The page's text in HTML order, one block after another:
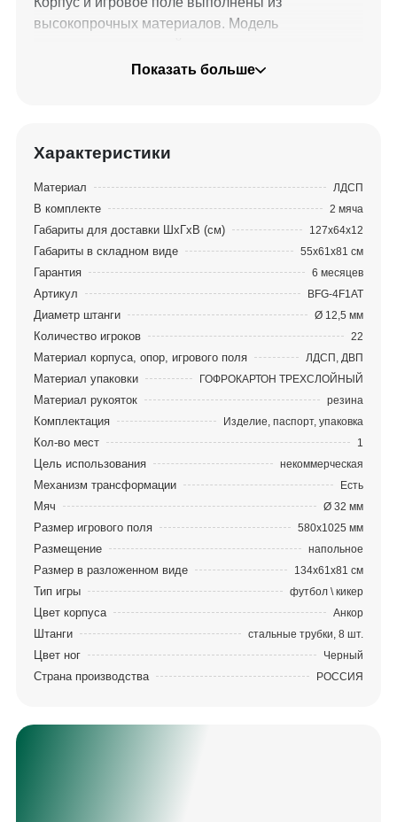
высокопрочных материалов. Модель
сложенном виде она занимает минимальную
сложностей, его легко собрать самостоятельно. В
комплекте идет инструкция по сборке. Приятной
Вам игры!
Показать больше
Характеристики
Материал ЛДСП
В комплекте 2 мяча
Габариты для доставки ШхГхВ (см) 127х64х12
Габариты в складном виде 55х61х81 см
Гарантия 6 месяцев
Артикул BFG-4F1AT
Диаметр штанги Ø 12,5 мм
Количество игроков 22
Материал корпуса, опор, игрового поля ЛДСП, ДВП
Материал упаковки ГОФРОКАРТОН ТРЕХСЛОЙНЫЙ
Материал рукояток резина
Комплектация Изделие, паспорт, упаковка
Кол-во мест 1
Цель использования некоммерческая
Механизм трансформации Есть
Мяч Ø 32 мм
Размер игрового поля 580х1025 мм
Размещение напольное
Размер в разложенном виде 134х61х81 см
Тип игры футбол \ кикер
Цвет корпуса Анкор
Штанги стальные трубки, 8 шт.
Цвет ног Черный
Страна производства РОССИЯ